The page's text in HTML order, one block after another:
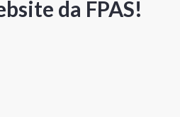
da FPAS!